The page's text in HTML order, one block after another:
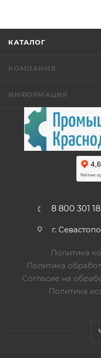
КАТАЛОГ
КОМПАНИЯ
ИНФОРМАЦИЯ
8 800 301 18
г.
Политика
Политика
Согласие на
Политика